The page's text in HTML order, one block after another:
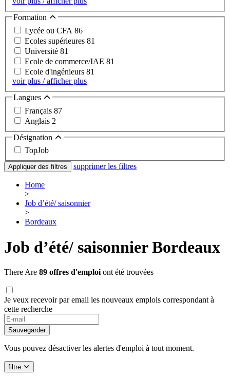
Formation
Lycée ou CFA 86
Ecoles supérieures 81
Université 81
Ecole de commerce/IAE 81
Ecole d'ingénieurs 81
voir plus / afficher plus
Langues
Français 87
Anglais 2
Désignation
TopJob
Appliquer des filtres supprimer les filtres
Home
>
Job d’été/ saisonnier
>
Bordeaux
Job d’été/ saisonnier Bordeaux
There Are 89 offres d'emploi ont été trouvées
Je veux recevoir par email les nouveaux emplois correspondant à
cette recherche
Sauvegarder
Vous pouvez désactiver les alertes d'emploi à tout moment.
filtre